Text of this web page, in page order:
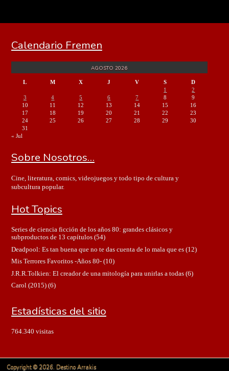
Calendario Fremen
AGOSTO 2026
L M X J V S
D
1
2
3
4 5 6 7 8
9
10
11 12 13 14 15
16
17
18 19 20 21 22
23
24
25 26 27 28 29
30
31
« Jul
Sobre Nosotros…
Cine, literatura, comics, videojuegos y todo tipo de cultura y
subcultura popular.
Hot Topics
Series de ciencia ficción de los años 80: grandes clásicos y
subproductos de 13 capítulos(54)
Deadpool: Es tan buena que no te das cuenta de lo mala que es(12)
Mis Terrores Favoritos -Años 80-(10)
J.R.R.Tolkien: El creador de una mitología para unirlas a todas(6)
Carol (2015)(6)
Estadísticas del sitio
764.340 visitas
Copyright © 2026. Destino Arrakis